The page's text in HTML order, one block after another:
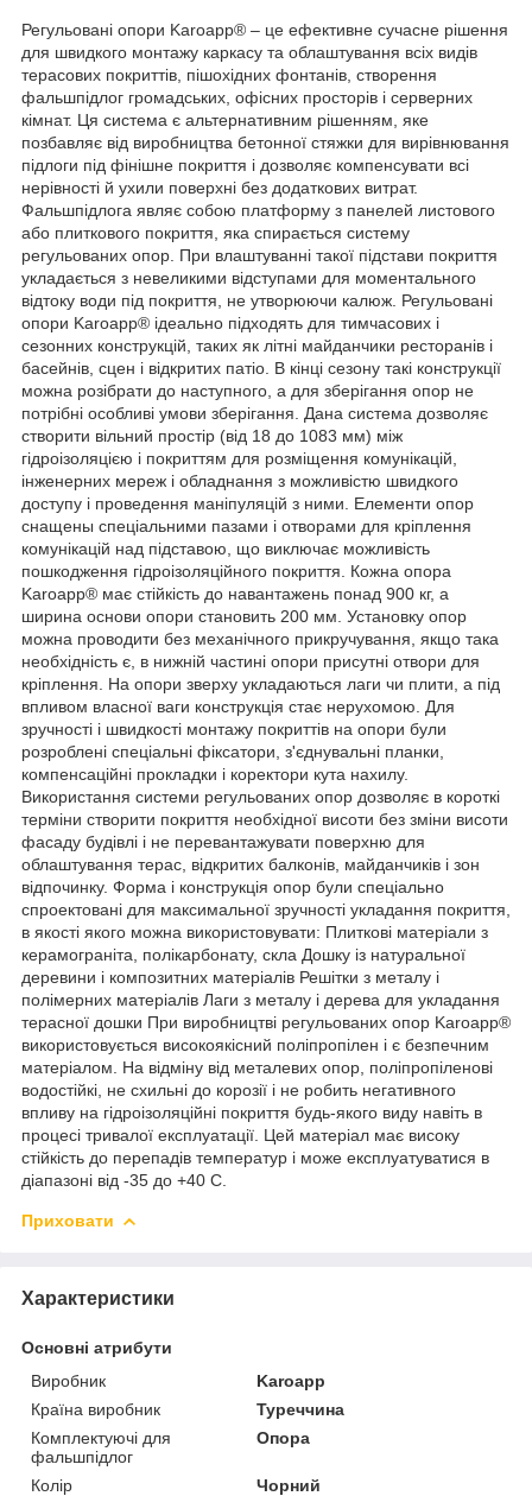
Регульовані опори Karoapp® – це ефективне сучасне рішення
для швидкого монтажу каркасу та облаштування всіх видів
терасових покриттів, пішохідних фонтанів, створення
фальшпідлог громадських, офісних просторів і серверних
кімнат. Ця система є альтернативним рішенням, яке
позбавляє від виробництва бетонної стяжки для вирівнювання
підлоги під фінішне покриття і дозволяє компенсувати всі
нерівності й ухили поверхні без додаткових витрат.
Фальшпідлога являє собою платформу з панелей листового
або плиткового покриття, яка спирається систему
регульованих опор. При влаштуванні такої підстави покриття
укладається з невеликими відступами для моментального
відтоку води під покриття, не утворюючи калюж. Регульовані
опори Karoapp® ідеально підходять для тимчасових і
сезонних конструкцій, таких як літні майданчики ресторанів і
басейнів, сцен і відкритих патіо. В кінці сезону такі конструкції
можна розібрати до наступного, а для зберігання опор не
потрібні особливі умови зберігання. Дана система дозволяє
створити вільний простір (від 18 до 1083 мм) між
гідроізоляцією і покриттям для розміщення комунікацій,
інженерних мереж і обладнання з можливістю швидкого
доступу і проведення маніпуляцій з ними. Елементи опор
снащены спеціальними пазами і отворами для кріплення
комунікацій над підставою, що виключає можливість
пошкодження гідроізоляційного покриття. Кожна опора
Karoapp® має стійкість до навантажень понад 900 кг, а
ширина основи опори становить 200 мм. Установку опор
можна проводити без механічного прикручування, якщо така
необхідність є, в нижній частині опори присутні отвори для
кріплення. На опори зверху укладаються лаги чи плити, а під
впливом власної ваги конструкція стає нерухомою. Для
зручності і швидкості монтажу покриттів на опори були
розроблені спеціальні фіксатори, з'єднувальні планки,
компенсаційні прокладки і коректори кута нахилу.
Використання системи регульованих опор дозволяє в короткі
терміни створити покриття необхідної висоти без зміни висоти
фасаду будівлі і не перевантажувати поверхню для
облаштування терас, відкритих балконів, майданчиків і зон
відпочинку. Форма і конструкція опор були спеціально
спроектовані для максимальної зручності укладання покриття,
в якості якого можна використовувати: Плиткові матеріали з
керамограніта, полікарбонату, скла Дошку із натуральної
деревини і композитних матеріалів Решітки з металу і
полімерних матеріалів Лаги з металу і дерева для укладання
терасної дошки При виробництві регульованих опор Karoapp®
використовується високоякісний поліпропілен і є безпечним
матеріалом. На відміну від металевих опор, поліпропіленові
водостійкі, не схильні до корозії і не робить негативного
впливу на гідроізоляційні покриття будь-якого виду навіть в
процесі тривалої експлуатації. Цей матеріал має високу
стійкість до перепадів температур і може експлуатуватися в
діапазоні від -35 до +40 С.
Приховати
Характеристики
Основні атрибути
Виробник
Karoapp
Країна виробник
Туреччина
Комплектуючі для
фальшпідлог
Опора
Колір Чорний